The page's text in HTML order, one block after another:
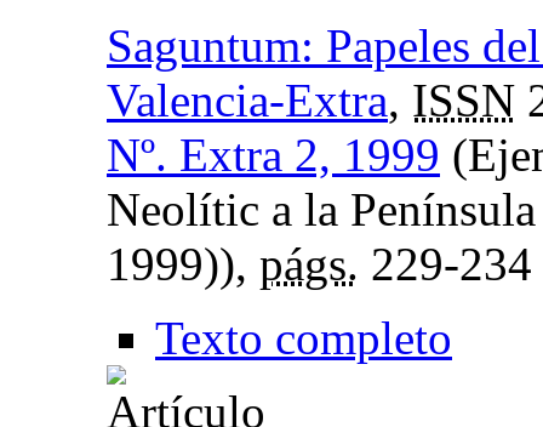
Saguntum: Papeles
Valencia-Extra, ISSN
Nº. Extra 2, 1999
Neolític a la
1999)), págs. 229-234
Texto completo